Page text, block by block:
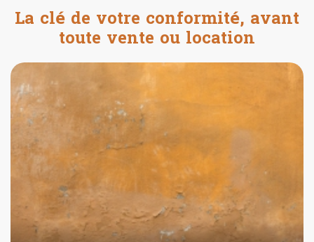
La clé de votre conformité, avant
toute vente ou location